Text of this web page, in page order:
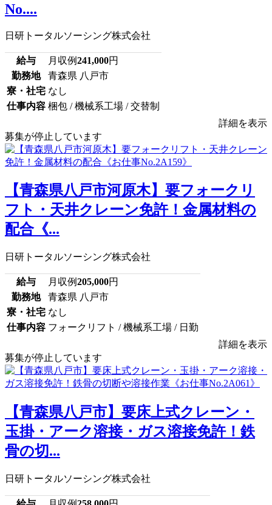
No....
日研トータルソーシング株式会社
給与 月収例241,000円
勤務地
青森県 八戸市
寮・社宅 なし
仕事内容 梱包 / 機械系工場 / 交替制
詳細を表示
募集が停止しています
【青森県八戸市河原木】要フォークリ
フト・天井クレーン免許！金属材料の
配合《...
日研トータルソーシング株式会社
給与 月収例205,000円
勤務地
青森県 八戸市
寮・社宅 なし
仕事内容 フォークリフト / 機械系工場 / 日勤
詳細を表示
募集が停止しています
【青森県八戸市】要床上式クレーン・
玉掛・アーク溶接・ガス溶接免許！鉄
骨の切...
日研トータルソーシング株式会社